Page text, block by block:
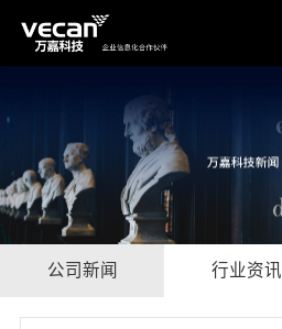
公司新闻 行业资讯